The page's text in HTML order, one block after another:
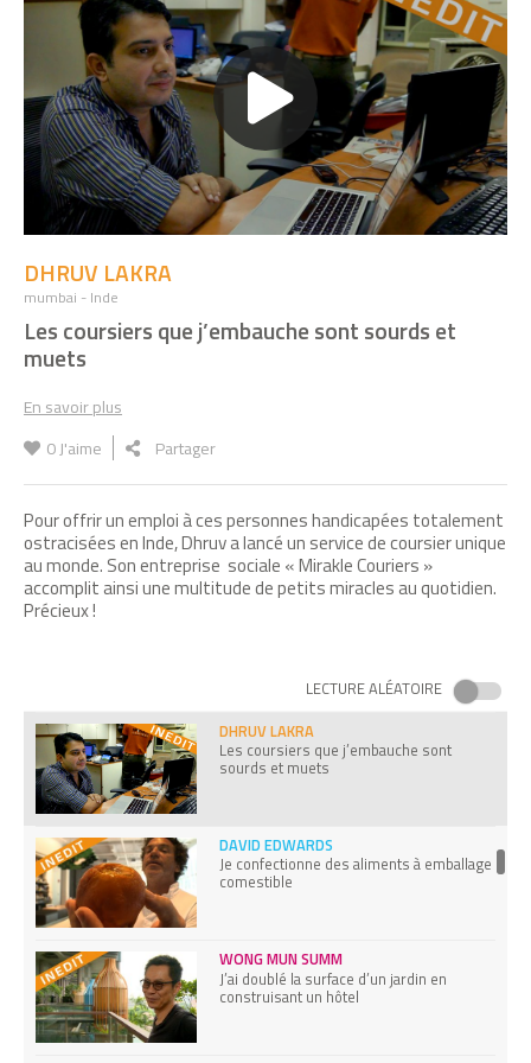
DHRUV LAKRA
mumbai - Inde
Les coursiers que j’embauche sont sourds et
muets
En savoir plus
0J'aime Partager
Pour offrir un emploi à ces personnes handicapées totalement
ostracisées en Inde, Dhruv a lancé un service de coursier unique
au monde. Son entreprise sociale « Mirakle Couriers »
accomplit ainsi une multitude de petits miracles au quotidien.
Précieux !
LECTURE ALÉATOIRE
JACQUES BREMOND
Ma technologie réduit les émissions
polluantes de la marine marchande
PATRICIA DUTREUX
Mes briques en bois s'assemblent sans
clou ni vis ni colle
J’ai inventé un bio-plastique à base de
crevettes
DHRUV LAKRA
Les coursiers que j’embauche sont
sourds et muets
DAVID EDWARDS
Je confectionne des aliments à emballage
comestible
WONG MUN SUMM
J’ai doublé la surface d’un jardin en
construisant un hôtel